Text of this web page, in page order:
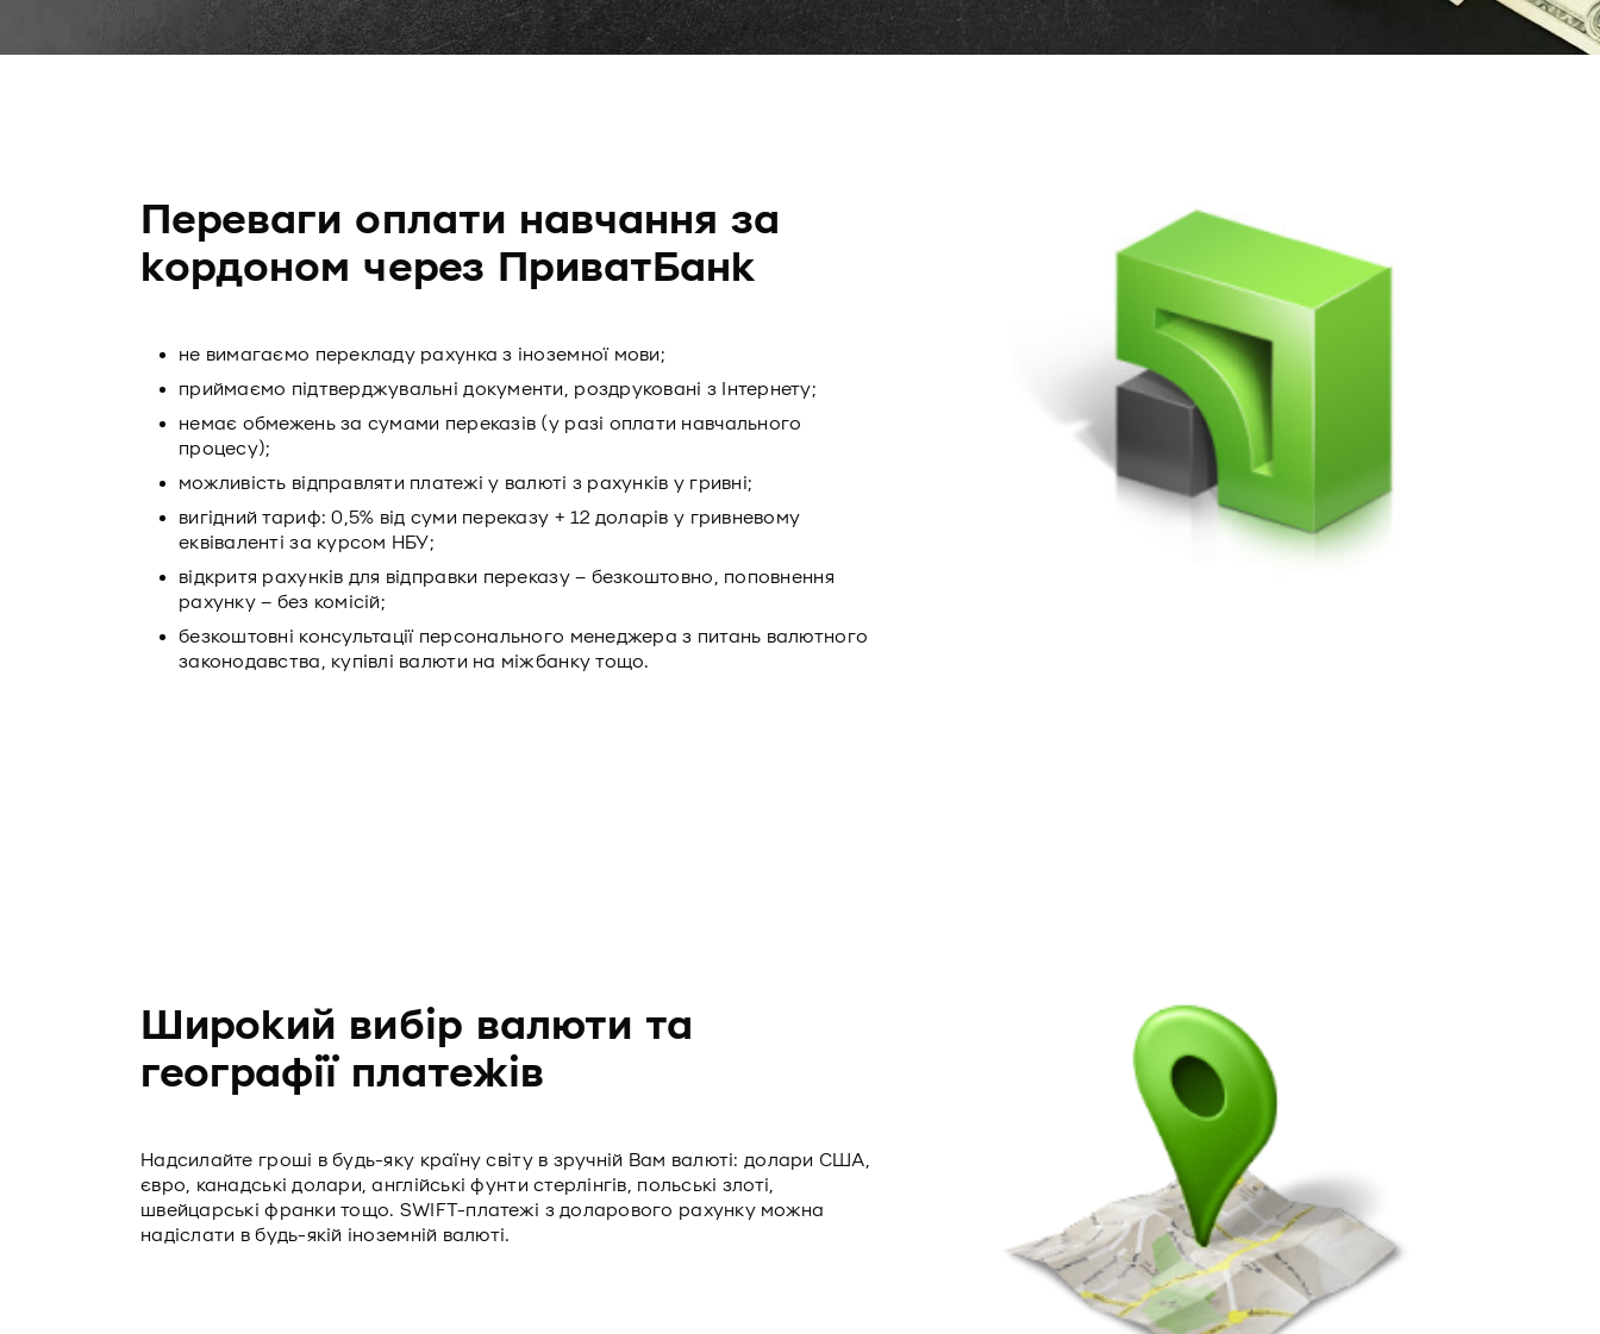
Переваги оплати навчання за
кордоном через ПриватБанк
не вимагаємо перекладу рахунка з іноземної мови;
приймаємо підтверджувальні документи, роздруковані з Інтернету;
немає обмежень за сумами переказів (у разі оплати навчального
процесу);
можливість відправляти платежі у валюті з рахунків у гривні;
вигідний тариф: 0,5% від суми переказу + 12 доларів у гривневому
еквіваленті за курсом НБУ;
відкритя рахунків для відправки переказу – безкоштовно, поповнення
рахунку – без комісій;
безкоштовні консультації персонального менеджера з питань валютного
законодавства, купівлі валюти на міжбанку тощо.
Широкий вибір валюти та
географії платежів
Надсилайте гроші в будь-яку країну світу в зручній Вам валюті: долари США,
євро, канадські долари, англійські фунти стерлінгів, польські злоті,
швейцарські франки тощо. SWIFT-платежі з доларового рахунку можна
надіслати в будь-якій іноземній валюті.